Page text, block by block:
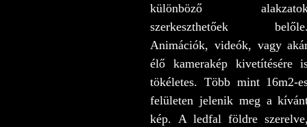
különböző
szerkeszthetőek belőle.
Animációk, videók, vagy
élő kamerakép kivetítésére
tökéletes. Több mint 16m2-
felületen jelenik meg a
kép. A ledfal földre szerelve,